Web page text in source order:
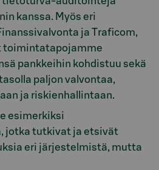
kanssa. Myös eri
ja Traficom,
toimintatapojamme
pankkeihin kohdistuu sekä
paljon valvontaa,
ja riskienhallintaan.
esimerkiksi
jotka tutkivat ja etsivät
eri järjestelmistä, mutta